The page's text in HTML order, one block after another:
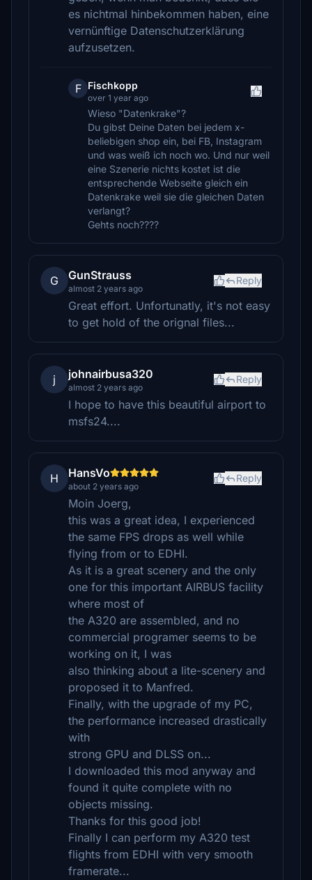
es nichtmal hinbekommen haben, eine
vernünftige Datenschutzerklärung
aufzusetzen.
F Fischkopp
over 1 year ago
Wieso "Datenkrake"?
Du gibst Deine Daten bei jedem x-
beliebigen shop ein, bei FB, Instagram
und was weiß ich noch wo. Und nur weil
eine Szenerie nichts kostet ist die
entsprechende Webseite gleich ein
Datenkrake weil sie die gleichen Daten
verlangt?
Gehts noch????
G GunStrauss
almost 2 years ago
Reply
Great effort. Unfortunatly, it's not easy
to get hold of the orignal files...
j johnairbusa320
almost 2 years ago
Reply
I hope to have this beautiful airport to
msfs24....
H HansVo
about 2 years ago
Reply
Moin Joerg,
this was a great idea, I experienced
the same FPS drops as well while
flying from or to EDHI.
As it is a great scenery and the only
one for this important AIRBUS facility
where most of
the A320 are assembled, and no
commercial programer seems to be
working on it, I was
also thinking about a lite-scenery and
proposed it to Manfred.
Finally, with the upgrade of my PC,
the performance increased drastically
with
strong GPU and DLSS on...
I downloaded this mod anyway and
found it quite complete with no
objects missing.
Thanks for this good job!
Finally I can perform my A320 test
flights from EDHI with very smooth
framerate...